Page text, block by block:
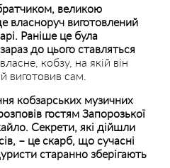
великою
власноруч виготовлений
Раніше це була
до цього ставляться
кобзу, на якій він
виготовив сам.
кобзарських музичних
гостям Запорозької
Секрети, які дійшли
– це скарб, що сучасні
старанно зберігають